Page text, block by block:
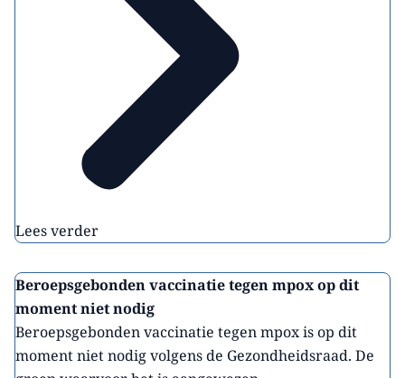
Lees verder
Beroepsgebonden vaccinatie tegen mpox op dit
moment niet nodig
Beroepsgebonden vaccinatie tegen mpox is op dit
moment niet nodig volgens de Gezondheidsraad. De